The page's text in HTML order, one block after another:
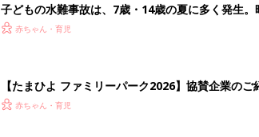
子どもの水難事故は、7歳・14歳の夏に多く発生
まねく【専門家】
赤ちゃん・育児
【たまひよ ファミリーパーク2026】協賛企業のご
赤ちゃん・育児